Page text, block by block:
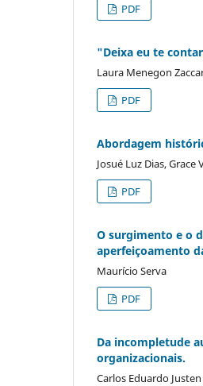
PDF
"Deixa eu te
Laura Menegon
PDF
Abordagem
Josué Luz Dias, Grace
PDF
O surgimento e o
aperfeiçoamento
Maurício Serva
PDF
Da incompletude
organizacionais.
Carlos Eduardo Justen